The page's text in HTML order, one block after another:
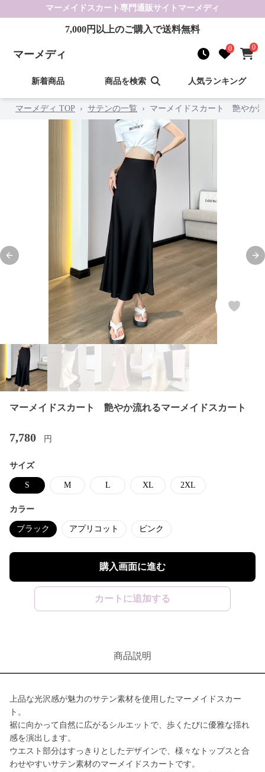
マーメイドスカート 専門通販サイト マーメディ
7,000円以上のご購入で送料無料
マーメディ 0 0
新着商品 商品を検索 人気ランキング
マーメディ TOP › サテンの一覧 › マーメイドスカート 艶やか
Previous slide
マーメイドスカート 艶やか流れるマーメイドスカート
7,780 円
サイズ
S M L XL 2XL
カラー
ブラック アプリコット ピンク
購入画面に進む
カートに追加する
商品説明
上品な光沢感が魅力のサテン素材を使用したマーメイドスカー
ト。
裾に向かって自然に広がるシルエットで、歩くたびに優雅な揺れ
感を演出します。
ウエスト部分はすっきりとしたデザインで、様々なトップスと合
わせやすいサテン素材のマーメイドスカートです。